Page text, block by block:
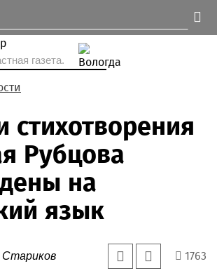
газета.
стихотворения
Рубцова
на
язык
Стариков 1763